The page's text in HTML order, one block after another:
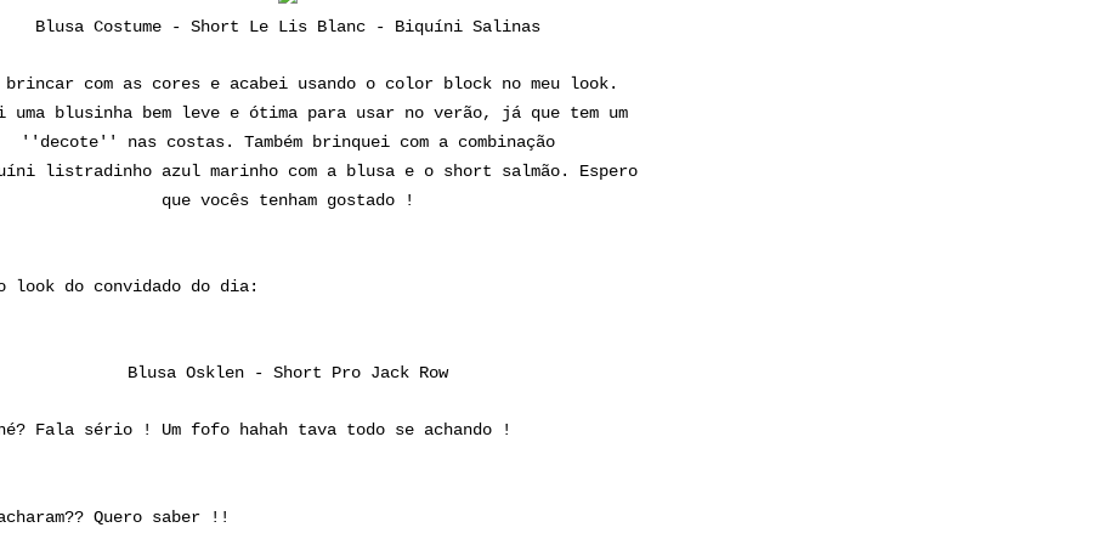
Blusa Costume - Short Le Lis Blanc - Biquíni Salinas
brincar com as cores e acabei usando o color block no meu look.
uma blusinha bem leve e ótima para usar no verão, já que tem um
''decote'' nas costas. Também brinquei com a combinação
listradinho azul marinho com a blusa e o short salmão. Espero
que vocês tenham gostado !
look do convidado do dia:
Blusa Osklen - Short Pro Jack Row
Fala sério ! Um fofo hahah tava todo se achando !
Quero saber !!